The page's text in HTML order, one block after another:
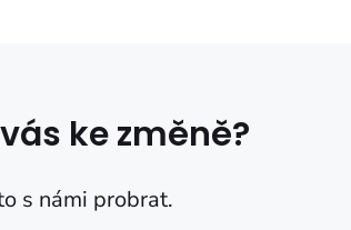
ke změně?
s námi probrat.